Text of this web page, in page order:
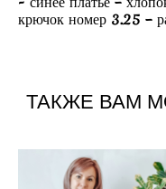
крючок номер 3.25 –
ТАКЖЕ ВАМ